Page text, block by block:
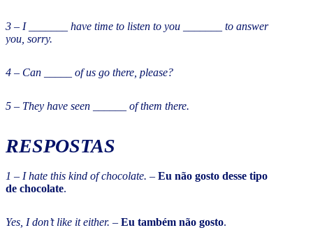
3 – I _______ have time to listen to you _______ to answer
you, sorry.
4 – Can _____ of us go there, please?
5 – They have seen ______ of them there.
RESPOSTAS
1 – I hate this kind of chocolate. – Eu não gosto desse tipo
de chocolate.
Yes, I don’t like it either. – Eu também não gosto.